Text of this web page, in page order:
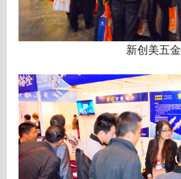
新创美五金